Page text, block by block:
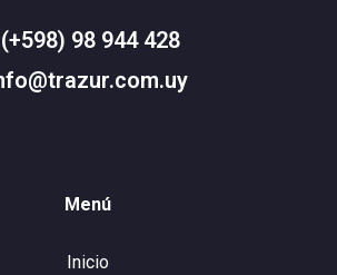
(+598) 98 944 428
Menú
Inicio